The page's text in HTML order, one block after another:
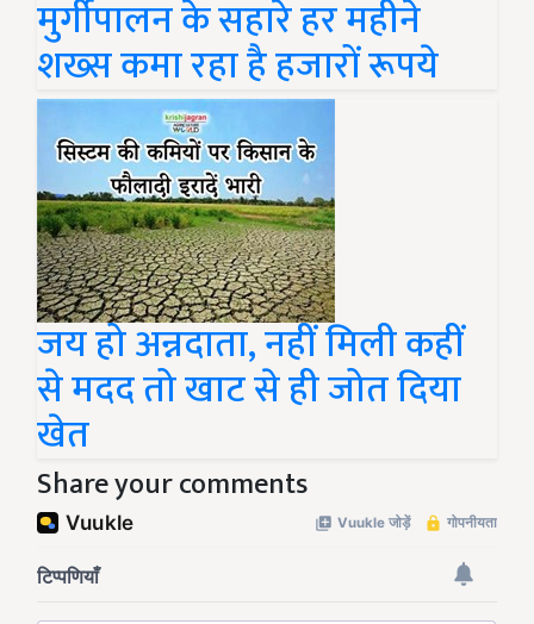
मुर्गीपालन के सहारे हर महीने
शख्स कमा रहा है हजारों रूपये
जय हो अन्नदाता, नहीं मिली कहीं
से मदद तो खाट से ही जोत दिया
खेत
Share your comments